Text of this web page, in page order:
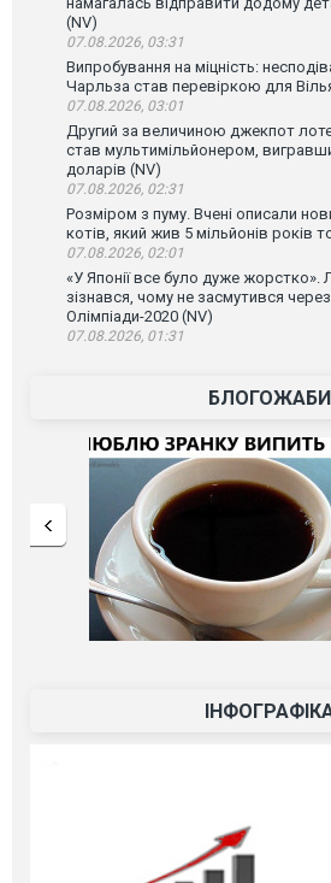
(NV)
07.08.2026, 03:31
Випробування на міцність:
Чарльза став перевіркою для
07.08.2026, 03:01
Другий за величиною джекпот
став мультимільйонером,
доларів (NV)
07.08.2026, 02:31
Розміром з пуму. Вчені описали
котів, який жив 5 мільйонів років
07.08.2026, 02:01
«У Японії все було дуже жорстко».
зізнався, чому не засмутився
Олімпіади-2020 (NV)
07.08.2026, 01:31
БЛОГОЖАБИ